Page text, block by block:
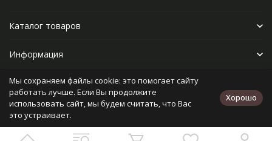
Каталог товаров
Информация
Прочее
Политика персональных данных
Мы сохраняем файлы cookie: это помогает сайту
работать лучше. Если Вы продолжите
использовать сайт, мы будем считать, что Вас
это устраивает.
Хорошо